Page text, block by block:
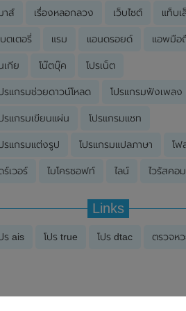
าส์ เรื่องหลอกลวง เว็บไซต์ แท็บเ
ตเตอรี่ แรม แอนดรอยด์ แอพมือ
เกีย โน๊ตบุ๊ค โปรเน็ต
รแกรมช่วยดาวน์โหลด โปรแกรมฟังเพลง
รแกรมเขียนแผ่น โปรแกรมแชท
รแกรมแต่งรูป โปรแกรมแปลภาษา โฟ
ร์เวอร์ ไมโครซอฟท์ ไลน์ ไวรัสคอ
Links
ร ais โปร true โปร dtac ตรวจห